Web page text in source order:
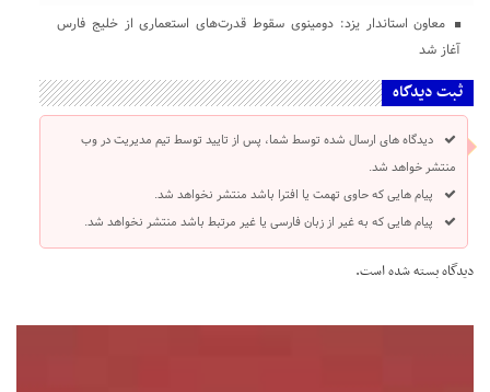
معاون استاندار یزد: دومینوی سقوط قدرت‌های استعماری از خلیج فارس
آغاز شد
ثبت دیدگاه
دیدگاه های ارسال شده توسط شما، پس از تایید توسط تیم مدیریت در وب
منتشر خواهد شد.
پیام هایی که حاوی تهمت یا افترا باشد منتشر نخواهد شد.
پیام هایی که به غیر از زبان فارسی یا غیر مرتبط باشد منتشر نخواهد شد.
دیدگاه بسته شده است.